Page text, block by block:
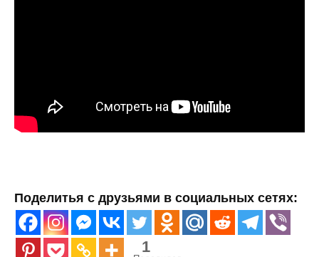
Поделитья с друзьями в социальных сетях:
1